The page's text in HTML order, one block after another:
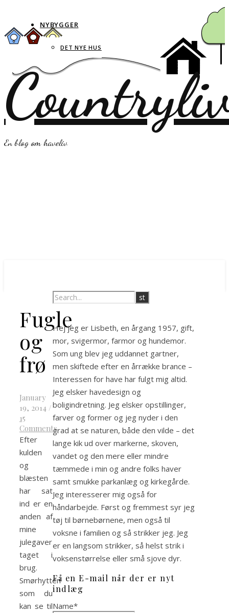
NYBYGGER
DET NYE HUS
En blog om haveliv
Fugle
og
frø
January
19, 2014 /
15
Comments
Efter
kulden
og
blæsten
har sat
ind er en
anden af
mine
julegaver
taget i
brug.
Smørhytten
som du
kan se til
Hej jeg er Lisbeth, en årgang 1957, gift,
mor, svigermor, farmor og hundemor.
Som ung blev jeg uddannet gartner,
men skiftede efter en årrække brance –
Interessen for have har fulgt mig altid.
Jeg elsker havedesign og
boligindretning. Jeg elsker opstillinger,
farver og former og jeg nyder i den
grad at se naturen, både den vilde – det
lange kik ud over markerne, skoven,
vandet og den mere eller mindre
tæmmede i min og andre folks haver
samt smukke parkanlæg og kirkegårde.
Jeg interesserer mig også for
håndarbejde. Først og fremmest syr jeg
tøj til børnebørnene, men også til
voksne i familien og så strikker jeg. Jeg
er en langsom strikker, så helst strik i
voksenstørrelse eller små sjove dyr.
Få en E-mail når der er nyt
indlæg
Name*